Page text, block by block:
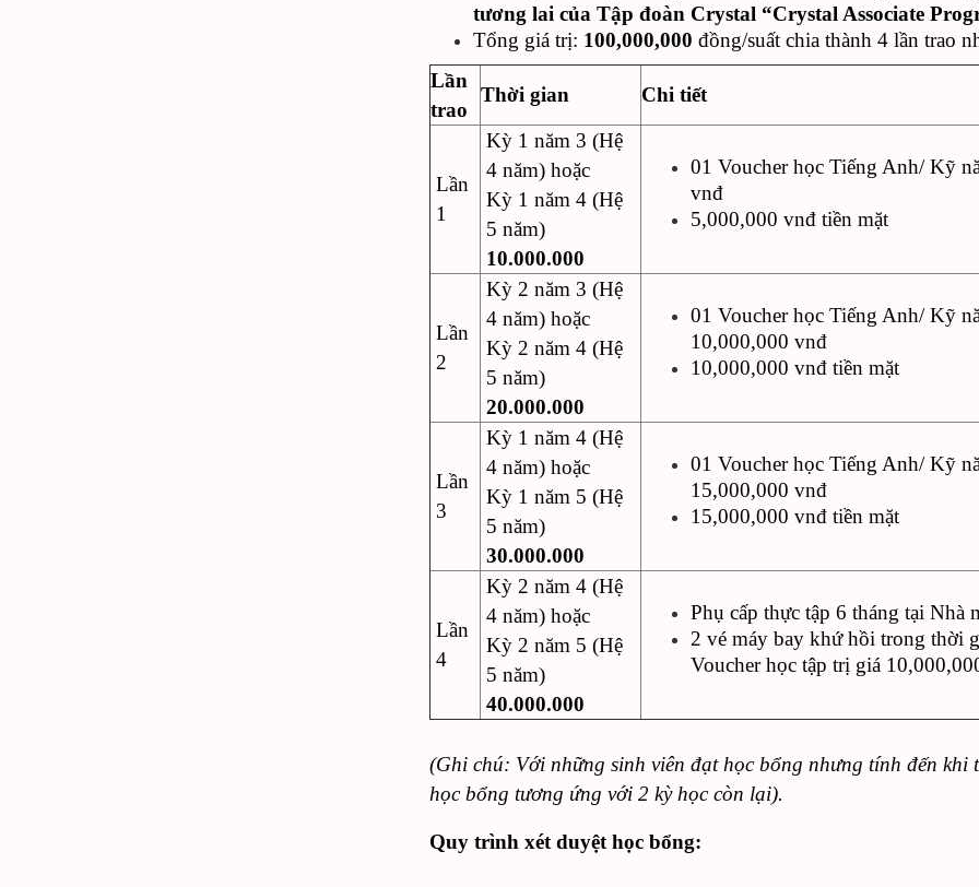
tương lai của Tập đoàn Crystal “Crystal Associate
Tổng giá trị: 100,000,000 đồng/suất chia thành 4 lần trao
Lần
trao
Thời gian Chi tiết
Lần
1
Kỳ 1 năm 3 (Hệ
4 năm) hoặc
Kỳ 1 năm 4 (Hệ
5 năm)
10.000.000
01 Voucher học Tiếng Anh/ Kỹ
vnđ
5,000,000 vnđ tiền mặt
Lần
2
Kỳ 2 năm 3 (Hệ
4 năm) hoặc
Kỳ 2 năm 4 (Hệ
5 năm)
20.000.000
01 Voucher học Tiếng Anh/ Kỹ
10,000,000 vnđ
10,000,000 vnđ tiền mặt
Lần
3
Kỳ 1 năm 4 (Hệ
4 năm) hoặc
Kỳ 1 năm 5 (Hệ
5 năm)
30.000.000
01 Voucher học Tiếng Anh/ Kỹ
15,000,000 vnđ
15,000,000 vnđ tiền mặt
Lần
4
Kỳ 2 năm 4 (Hệ
4 năm) hoặc
Kỳ 2 năm 5 (Hệ
5 năm)
40.000.000
Phụ cấp thực tập 6 tháng tại Nhà
2 vé máy bay khứ hồi trong thời
Voucher học tập trị giá
(Ghi chú: Với những sinh viên đạt học bổng nhưng tính đến khi
học bổng tương ứng với 2 kỳ học còn lại).
Quy trình xét duyệt học bổng: